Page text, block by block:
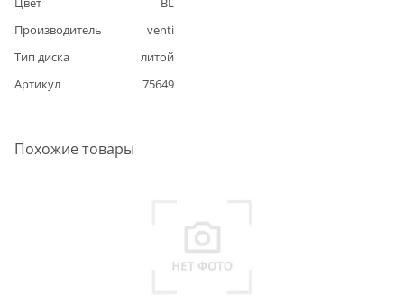
Производитель
venti
Тип диска
литой
Артикул
75649
Похожие товары